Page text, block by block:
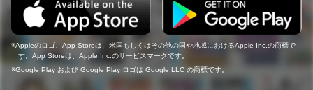
Appleのロゴ、App Storeは、米国もしくはその他の国や地域におけるApple Inc.の商標で
す。App Storeは、Apple Inc.のサービスマークです。
Google Play および Google Play ロゴは Google LLC の商標です。